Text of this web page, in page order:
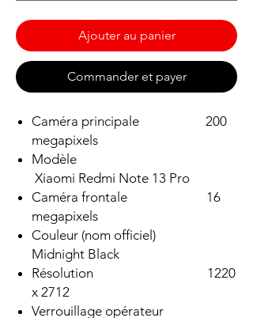
Ajouter au panier
Commander et payer
Caméra principale 200
megapixels
Modèle
Xiaomi Redmi Note 13 Pro
Caméra frontale 16
megapixels
Couleur (nom officiel)
Midnight Black
Résolution 1220
x 2712
Verrouillage opérateur